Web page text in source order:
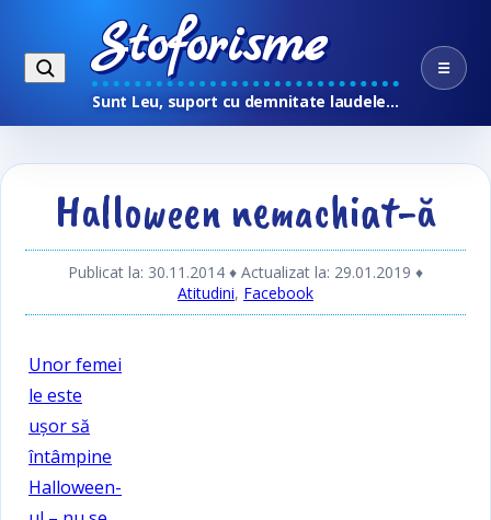
Stoforisme
Sunt Leu, suport cu demnitate laudele…
☰
Halloween nemachiat-ă
Publicat la: 30.11.2014 ♦ Actualizat la: 29.01.2019 ♦
Atitudini, Facebook
Unor femei
le este
uşor să
întâmpine
Halloween-